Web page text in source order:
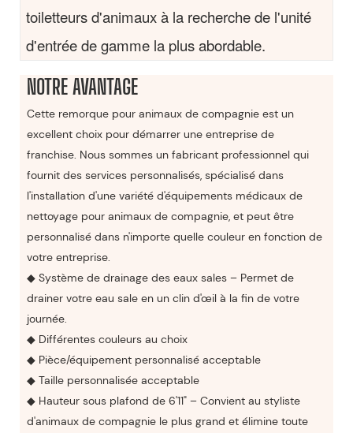
toiletteurs d'animaux à la recherche de l'unité
d'entrée de gamme la plus abordable.
NOTRE AVANTAGE
Cette remorque pour animaux de compagnie est un
excellent choix pour démarrer une entreprise de
franchise. Nous sommes un fabricant professionnel qui
fournit des services personnalisés, spécialisé dans
l'installation d'une variété d'équipements médicaux de
nettoyage pour animaux de compagnie, et peut être
personnalisé dans n'importe quelle couleur en fonction de
votre entreprise.
◆ Système de drainage des eaux sales – Permet de
drainer votre eau sale en un clin d'œil à la fin de votre
journée.
◆ Différentes couleurs au choix
◆ Pièce/équipement personnalisé acceptable
◆ Taille personnalisée acceptable
◆ Hauteur sous plafond de 6'11" – Convient au styliste
d'animaux de compagnie le plus grand et élimine toute